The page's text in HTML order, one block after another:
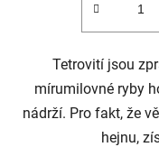
Tetrovití jsou
mírumilovné ryby
nádrží. Pro fakt, že
hejnu,